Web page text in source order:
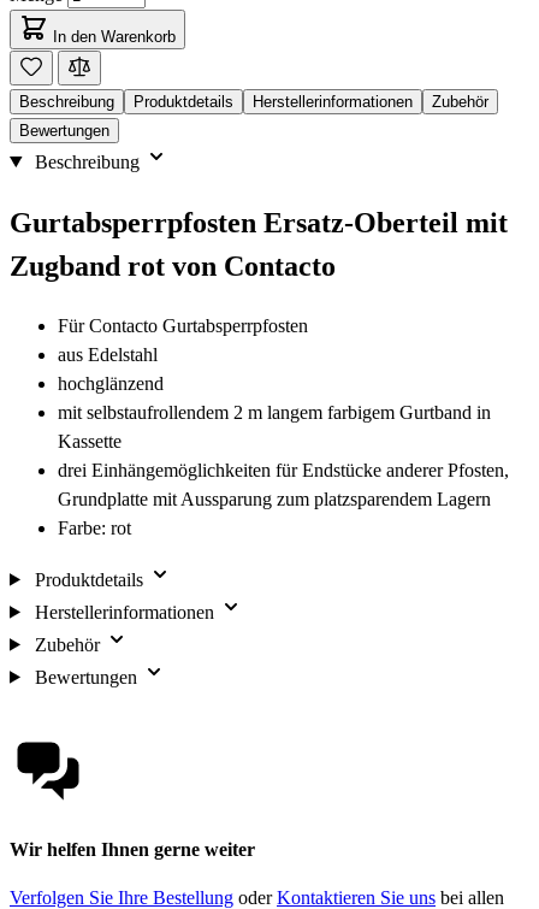
In den Warenkorb
Beschreibung Produktdetails Herstellerinformationen
Zubehör
Bewertungen
Beschreibung
Gurtabsperrpfosten Ersatz-Oberteil mit
Zugband rot von Contacto
Für Contacto Gurtabsperrpfosten
aus Edelstahl
hochglänzend
mit selbstaufrollendem 2 m langem farbigem Gurtband in
Kassette
drei Einhängemöglichkeiten für Endstücke anderer Pfosten,
Grundplatte mit Aussparung zum platzsparendem Lagern
Farbe: rot
Produktdetails
Herstellerinformationen
Zubehör
Bewertungen
Wir helfen Ihnen gerne weiter
Verfolgen Sie Ihre Bestellung oderKontaktieren Sie uns bei allen